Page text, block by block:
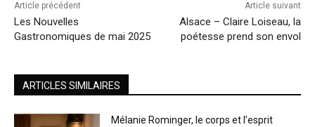
Article précédent
Les Nouvelles
Gastronomiques de mai 2025
Article suivant
Alsace – Claire Loiseau, la
poétesse prend son envol
ARTICLES SIMILAIRES
Mélanie Rominger, le corps et l’esprit